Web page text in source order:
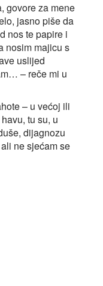
govore za mene
jasno piše da
nos te papire i
nosim majicu s
uslijed
– reče mi u
– u većoj ili
tu su, u
dijagnozu
ne sjećam se